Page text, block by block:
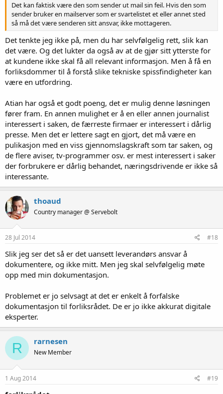
Det kan faktisk være den som sender ut mail sin feil. Hvis den som
sender bruker en mailserver som er svartelistet et eller annet sted
så må det være senderen sitt ansvar, ikke mottageren.
Det tenkte jeg ikke på, men du har selvfølgelig rett, slik kan
det være. Og det lukter da også av at de gjør sitt ytterste for
at kundene ikke skal få all relevant informasjon. Men å få en
forliksdommer til å forstå slike tekniske spissfindigheter kan
være en utfordring.
Atian har også et godt poeng, det er mulig denne løsningen
fører fram. En annen mulighet er å en eller annen journalist
interessert i saken, de færreste firmaer er interessert i dårlig
presse. Men det er lettere sagt en gjort, det må være en
pulikasjon med en viss gjennomslagskraft som tar saken, og
de flere aviser, tv-programmer osv. er mest interessert i saker
der forbrukere er dårlig behandet, næringsdrivende er ikke så
interessante.
thoaud
Country manager @ Servebolt
28 Jul 2014 #18
Slik jeg ser det så er det uansett leverandørs ansvar å
dokumentere, og ikke mitt. Men jeg skal selvfølgelig møte
opp med min dokumentasjon.
Problemet er jo selvsagt at det er enkelt å forfalske
dokumentasjon til forliksrådet. De er jo ikke akkurat digitale
eksperter.
R rarnesen
New Member
1 Aug 2014 #19